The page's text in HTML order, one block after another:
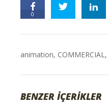
0
animation, COMMERCIAL,
BENZER İÇERİKLER